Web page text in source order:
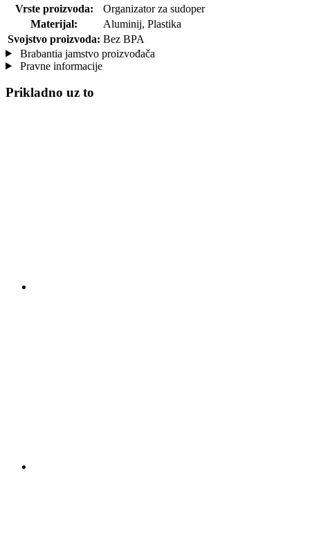
Vrste proizvoda:
Organizator za sudoper
Materijal:
Aluminij, Plastika
Svojstvo proizvoda: Bez BPA
Brabantia jamstvo proizvođača
Pravne informacije
Prikladno uz to